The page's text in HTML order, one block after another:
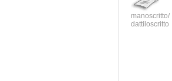
manoscritto/
dattiloscritto